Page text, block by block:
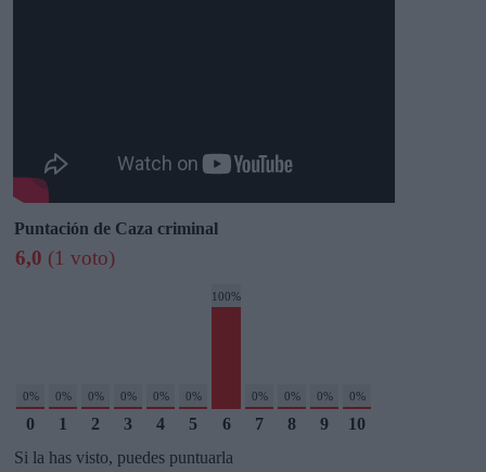
Puntación de Caza criminal
6,0 (1 voto)
0% 0% 0% 0% 0% 0%
100%
0% 0% 0% 0%
0 1 2 3 4 5 6 7 8 9
10
Si la has visto, puedes puntuarla